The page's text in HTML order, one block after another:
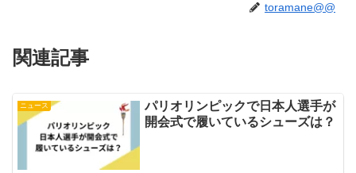
toramane@@
関連記事
ニュース
パリオリンピックで日本人選手が
開会式で履いているシューズは？